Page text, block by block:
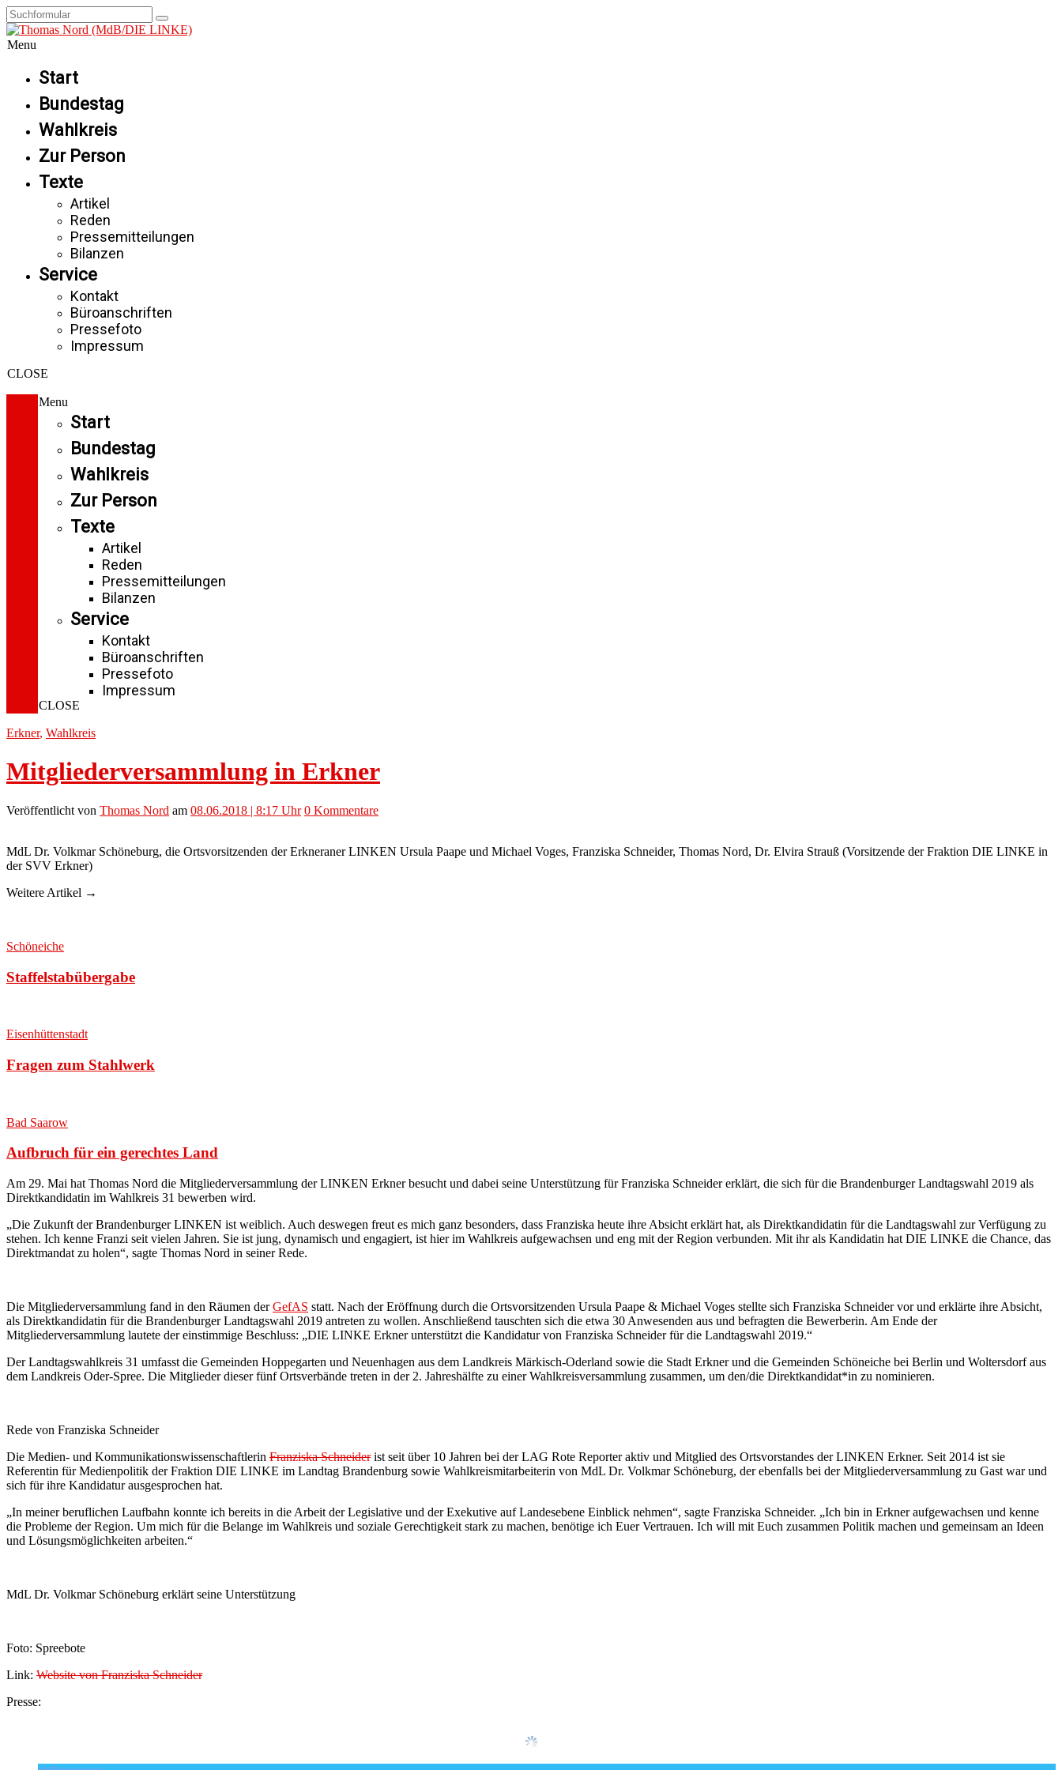
Menu
Start
Bundestag
Wahlkreis
Zur Person
Texte
Artikel
Reden
Pressemitteilungen
Bilanzen
Service
Kontakt
Büroanschriften
Pressefoto
Impressum
CLOSE
Menu
Start
Bundestag
Wahlkreis
Zur Person
Texte
Artikel
Reden
Pressemitteilungen
Bilanzen
Service
Kontakt
Büroanschriften
Pressefoto
Impressum
CLOSE
Erkner, Wahlkreis
Mitgliederversammlung in Erkner
Veröffentlicht von Thomas Nord am 08.06.2018 | 8:17 Uhr 0 Kommentare
MdL Dr. Volkmar Schöneburg, die Ortsvorsitzenden der Erkneraner LINKEN Ursula Paape und Michael Voges, Franziska Schneider, Thomas Nord, Dr. Elvira Strauß (Vorsitzende der Fraktion DIE LINKE in
der SVV Erkner)
Weitere Artikel →
Schöneiche
Staffelstabübergabe
Eisenhüttenstadt
Fragen zum Stahlwerk
Bad Saarow
Aufbruch für ein gerechtes Land
Am 29. Mai hat Thomas Nord die Mitgliederversammlung der LINKEN Erkner besucht und dabei seine Unterstützung für Franziska Schneider erklärt, die sich für die Brandenburger Landtagswahl 2019 als
Direktkandidatin im Wahlkreis 31 bewerben wird.
„Die Zukunft der Brandenburger LINKEN ist weiblich. Auch deswegen freut es mich ganz besonders, dass Franziska heute ihre Absicht erklärt hat, als Direktkandidatin für die Landtagswahl zur Verfügung zu
stehen. Ich kenne Franzi seit vielen Jahren. Sie ist jung, dynamisch und engagiert, ist hier im Wahlkreis aufgewachsen und eng mit der Region verbunden. Mit ihr als Kandidatin hat DIE LINKE die Chance, das
Direktmandat zu holen“, sagte Thomas Nord in seiner Rede.
Die Mitgliederversammlung fand in den Räumen derGefAS statt. Nach der Eröffnung durch die Ortsvorsitzenden Ursula Paape & Michael Voges stellte sich Franziska Schneider vor und erklärte ihre Absicht,
als Direktkandidatin für die Brandenburger Landtagswahl 2019 antreten zu wollen. Anschließend tauschten sich die etwa 30 Anwesenden aus und befragten die Bewerberin. Am Ende der
Mitgliederversammlung lautete der einstimmige Beschluss: „DIE LINKE Erkner unterstützt die Kandidatur von Franziska Schneider für die Landtagswahl 2019.“
Der Landtagswahlkreis 31 umfasst die Gemeinden Hoppegarten und Neuenhagen aus dem Landkreis Märkisch-Oderland sowie die Stadt Erkner und die Gemeinden Schöneiche bei Berlin und Woltersdorf aus
dem Landkreis Oder-Spree. Die Mitglieder dieser fünf Ortsverbände treten in der 2. Jahreshälfte zu einer Wahlkreisversammlung zusammen, um den/die Direktkandidat*in zu nominieren.
Rede von Franziska Schneider
Die Medien- und Kommunikationswissenschaftlerin Franziska Schneiderist seit über 10 Jahren bei der LAG Rote Reporter aktiv und Mitglied des Ortsvorstandes der LINKEN Erkner. Seit 2014 ist sie
Referentin für Medienpolitik der Fraktion DIE LINKE im Landtag Brandenburg sowie Wahlkreismitarbeiterin von MdL Dr. Volkmar Schöneburg, der ebenfalls bei der Mitgliederversammlung zu Gast war und
sich für ihre Kandidatur ausgesprochen hat.
„In meiner beruflichen Laufbahn konnte ich bereits in die Arbeit der Legislative und der Exekutive auf Landesebene Einblick nehmen“, sagte Franziska Schneider. „Ich bin in Erkner aufgewachsen und kenne
die Probleme der Region. Um mich für die Belange im Wahlkreis und soziale Gerechtigkeit stark zu machen, benötige ich Euer Vertrauen. Ich will mit Euch zusammen Politik machen und gemeinsam an Ideen
und Lösungsmöglichkeiten arbeiten.“
MdL Dr. Volkmar Schöneburg erklärt seine Unterstützung
Foto: Spreebote
Link: Website von Franziska Schneider
Presse: